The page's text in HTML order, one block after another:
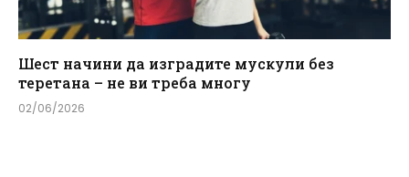
Шест начини да изградите мускули без
теретана – не ви треба многу
02/06/2026